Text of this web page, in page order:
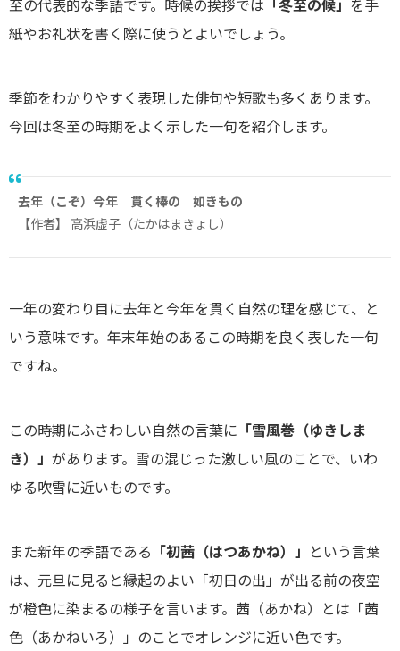
至の代表的な季語です。時候の挨拶では 「冬至の候」 を手
紙やお礼状を書く際に使うとよいでしょう。
季節をわかりやすく表現した俳句や短歌も多くあります。
今回は冬至の時期をよく示した一句を紹介します。
去年（こぞ）今年 貫く棒の 如きもの
【作者】 高浜虚子（たかはまきょし）
一年の変わり目に去年と今年を貫く自然の理を感じて、と
いう意味です。年末年始のあるこの時期を良く表した一句
ですね。
この時期にふさわしい自然の言葉に 「雪風巻（ゆきしま
き）」 があります。雪の混じった激しい風のことで、いわ
ゆる吹雪に近いものです。
また新年の季語である 「初茜（はつあかね）」 という言葉
は、元旦に見ると縁起のよい「初日の出」が出る前の夜空
が橙色に染まるの様子を言います。茜（あかね）とは「茜
色（あかねいろ）」のことでオレンジに近い色です。